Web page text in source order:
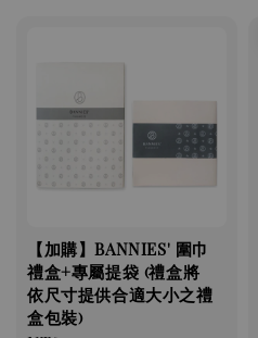
【加購】BANNIES' 圍巾
禮盒+專屬提袋 (禮盒將
依尺寸提供合適大小之禮
盒包裝)